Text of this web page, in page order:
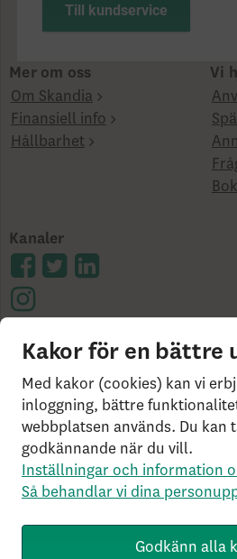
Till kundservice
Mer om oss
Om Skandia
Finansiell info
Hållbarhet
Vi
Kanaler
Cookies på skandia.se
Användarvillkor
Ångerrätt
utanför Sverige?
Statlig
investerar­skydd
Så behandlar
Om Penningtvättslagen
Rekommenderade webbläsare
Stockholm, Tel: 0771-55 55 00, ©
Kakor för en bättre
Med kakor (cookies) kan vi
inloggning, bättre
webbplatsen används. Du kan
godkännande när du vill.
Inställningar och information
Så behandlar vi dina
Godkänn alla